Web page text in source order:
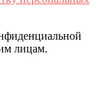
лицам.